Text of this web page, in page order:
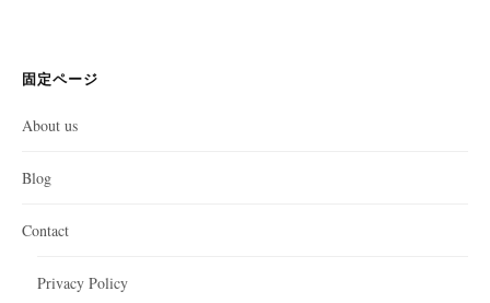
固定ページ
About us
Blog
Contact
Privacy Policy